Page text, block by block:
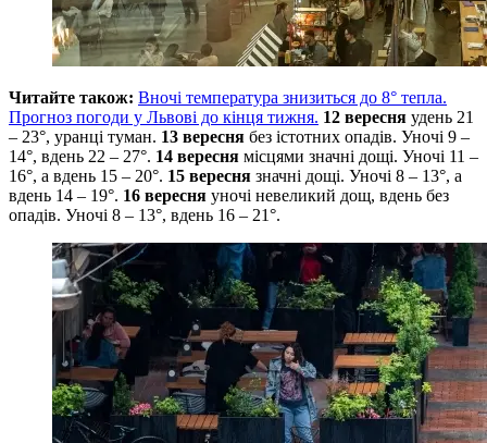
Читайте також: Вночі температура знизиться до 8° тепла.
Прогноз погоди у Львові до кінця тижня. 12 вересня удень 21
– 23°, уранці туман. 13 вересня без істотних опадів. Уночі 9 –
14°, вдень 22 – 27°. 14 вересня місцями значні дощі. Уночі 11 –
16°, а вдень 15 – 20°. 15 вересня значні дощі. Уночі 8 – 13°, а
вдень 14 – 19°. 16 вересня уночі невеликий дощ, вдень без
опадів. Уночі 8 – 13°, вдень 16 – 21°.